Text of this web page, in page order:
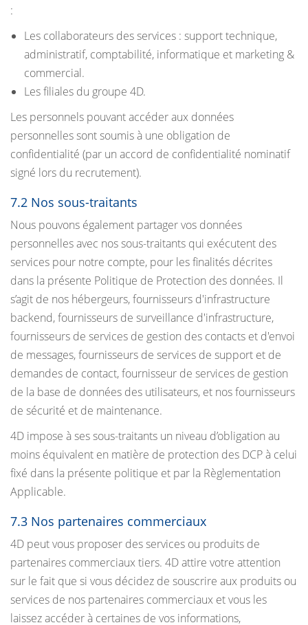
:
Les collaborateurs des services : support technique,
administratif, comptabilité, informatique et marketing &
commercial.
Les filiales du groupe 4D.
Les personnels pouvant accéder aux données
personnelles sont soumis à une obligation de
confidentialité (par un accord de confidentialité nominatif
signé lors du recrutement).
7.2 Nos sous-traitants
Nous pouvons également partager vos données
personnelles avec nos sous-traitants qui exécutent des
services pour notre compte, pour les finalités décrites
dans la présente Politique de Protection des données. Il
s’agit de nos hébergeurs, fournisseurs d'infrastructure
backend, fournisseurs de surveillance d'infrastructure,
fournisseurs de services de gestion des contacts et d'envoi
de messages, fournisseurs de services de support et de
demandes de contact, fournisseur de services de gestion
de la base de données des utilisateurs, et nos fournisseurs
de sécurité et de maintenance.
4D impose à ses sous-traitants un niveau d’obligation au
moins équivalent en matière de protection des DCP à celui
fixé dans la présente politique et par la Règlementation
Applicable.
7.3 Nos partenaires commerciaux
4D peut vous proposer des services ou produits de
partenaires commerciaux tiers. 4D attire votre attention
sur le fait que si vous décidez de souscrire aux produits ou
services de nos partenaires commerciaux et vous les
laissez accéder à certaines de vos informations,